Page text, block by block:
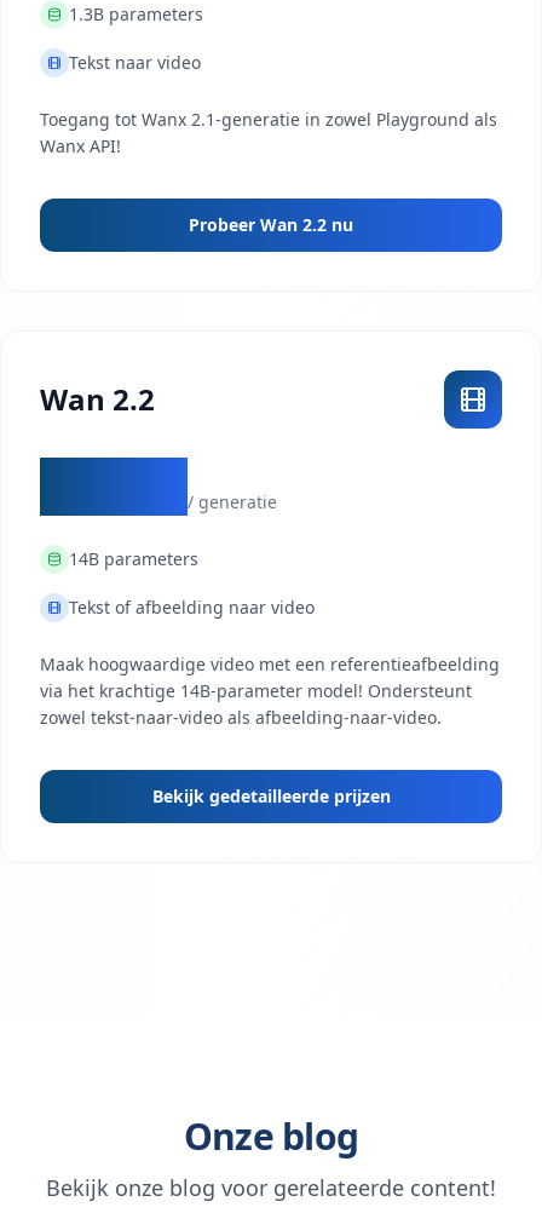
1.3B parameters
Tekst naar video
Toegang tot Wanx 2.1-generatie in zowel Playground als
Wanx API!
Probeer Wan 2.2 nu
Wan 2.2
/ generatie
14B parameters
Tekst of afbeelding naar video
Maak hoogwaardige video met een referentieafbeelding
via het krachtige 14B-parameter model! Ondersteunt
zowel tekst-naar-video als afbeelding-naar-video.
Bekijk gedetailleerde prijzen
Onze blog
Bekijk onze blog voor gerelateerde content!